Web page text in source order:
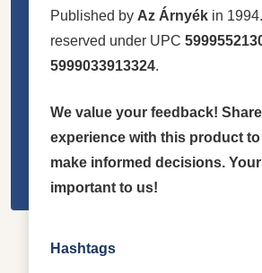
Published by Az Árnyék in
reserved under UPC
5999033913324.
We value your feedback!
experience with this product
make informed decisions.
important to us!
Hashtags